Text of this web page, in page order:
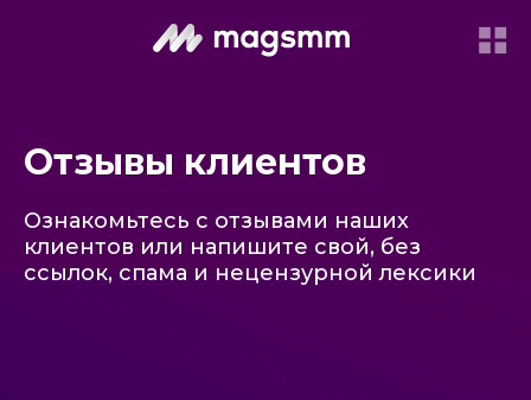
Отзывы клиентов
Ознакомьтесь с отзывами наших
клиентов или напишите свой, без
ссылок, спама и нецензурной лексики